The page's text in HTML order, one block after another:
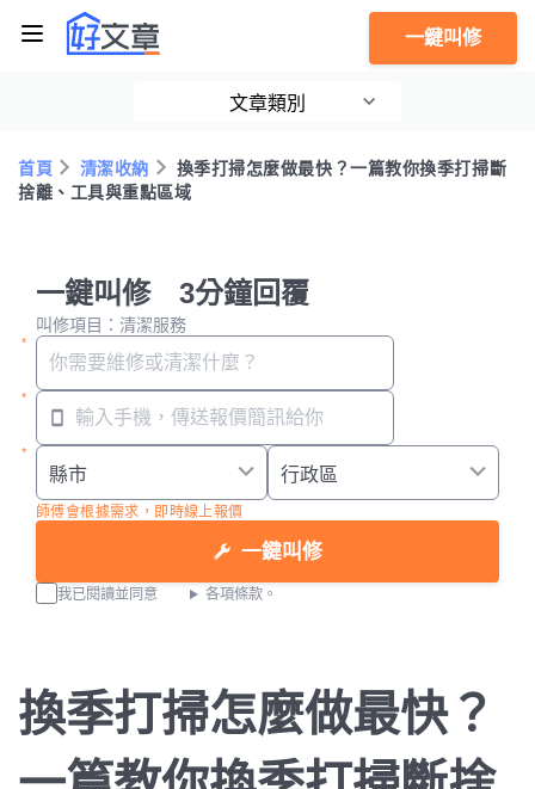
一鍵叫修
文章類別
首頁 清潔收納
換季打掃怎麼做最快？一篇教你換季打掃斷
捨離、工具與重點區域
一鍵叫修 3分鐘回覆
叫修項目：清潔服務
師傅會根據需求，即時線上報價
一鍵叫修
我已閱讀並同意 各項條款。
換季打掃怎麼做最快？